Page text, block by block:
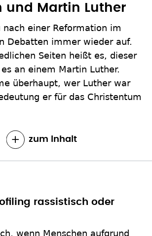
und Martin Luther
nach einer Reformation im
Debatten immer wieder auf.
Seiten heißt es, dieser
an einem Martin Luther.
überhaupt, wer Luther war
er für das Christentum
zum Inhalt
rassistisch oder
wenn Menschen aufgrund